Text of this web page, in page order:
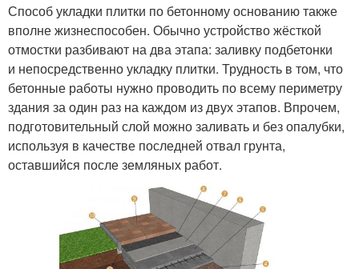
Способ укладки плитки по бетонному основанию также
вполне жизнеспособен. Обычно устройство жёсткой
отмостки разбивают на два этапа: заливку подбетонки
и непосредственно укладку плитки. Трудность в том, что
бетонные работы нужно проводить по всему периметру
здания за один раз на каждом из двух этапов. Впрочем,
подготовительный слой можно заливать и без опалубки,
используя в качестве последней отвал грунта,
оставшийся после земляных работ.